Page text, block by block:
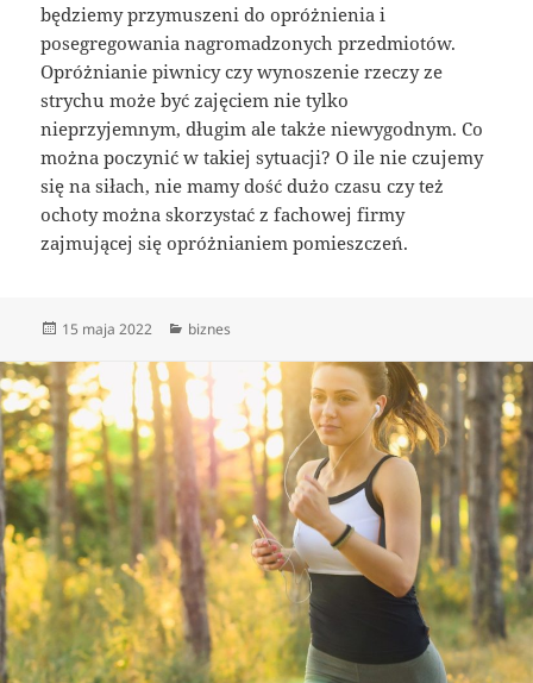
będziemy przymuszeni do opróżnienia i
posegregowania nagromadzonych przedmiotów.
Opróżnianie piwnicy czy wynoszenie rzeczy ze
strychu może być zajęciem nie tylko
nieprzyjemnym, długim ale także niewygodnym. Co
można poczynić w takiej sytuacji? O ile nie czujemy
się na siłach, nie mamy dość dużo czasu czy też
ochoty można skorzystać z fachowej firmy
zajmującej się opróżnianiem pomieszczeń.
Data
15 maja 2022 Kategorie
biznes